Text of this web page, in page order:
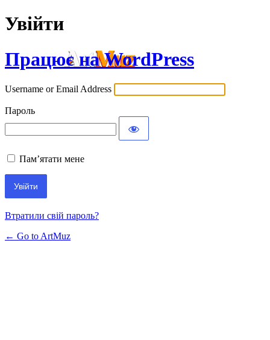
Увійти
Працює на WordPress
Username or Email Address
Пароль
Пам’ятати мене
Втратили свій пароль?
← Go to ArtMuz